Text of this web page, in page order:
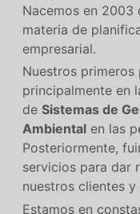
Nacemos en 2003
materia de
empresarial.
Nuestros primeros
principalmente en
de Sistemas de
Ambientalen las
Posteriormente,
servicios para dar
nuestros clientes
Estamos en